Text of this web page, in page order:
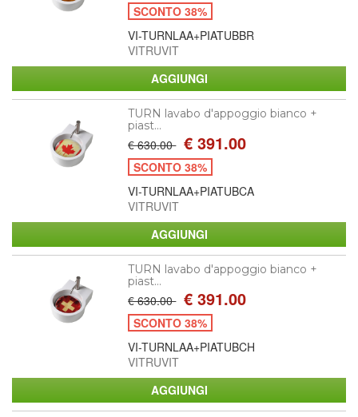
SCONTO 38%
VI-TURNLAA+PIATUBBR
VITRUVIT
TURN lavabo d'appoggio bianco +
piast...
€ 630.00 € 391.00
SCONTO 38%
VI-TURNLAA+PIATUBCA
VITRUVIT
TURN lavabo d'appoggio bianco +
piast...
€ 630.00 € 391.00
SCONTO 38%
VI-TURNLAA+PIATUBCH
VITRUVIT